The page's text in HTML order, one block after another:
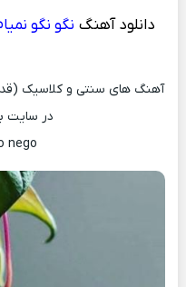
دانلود آهنگ نگو نگو
آهنگ های سنتی و کلاسیک
در سایت
nego